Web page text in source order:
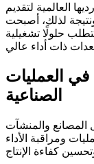
العالمية لتقديم
لذلك، أصبحت
حلولًا تشغيلية
في العمليات
الصناعية
المصانع والمنشآت
ومراقبة الأداء